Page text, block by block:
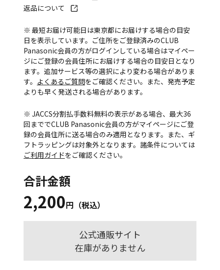
返品について
※ 最短お届け可能日は東京都にお届けする場合の目安
日を表示しています。ご住所をご登録済みのCLUB
Panasonic会員の方がログインしている場合はマイペー
ジにご登録の会員住所にお届けする場合の目安日となり
ます。追加サービス等の選択により変わる場合がありま
す。 よくあるご質問をご確認ください。また、発売予定
よりも早く発送される場合があります。
※ JACCS分割払手数料無料の表示がある場合、最大36
回まででCLUB Panasonic会員の方がマイページにご登
録の会員住所に送る場合のみ適用となります。また、ギ
フトラッピングは対象外となります。諸条件については
ご利用ガイドをご確認ください。
合計金額
2,200円（税込）
公式通販サイト
在庫がありません